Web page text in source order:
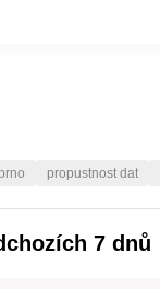
brno propustnost dat
7 dnů